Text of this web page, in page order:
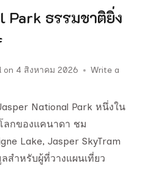
Park ธรรมชาติยิ่ง
on 4 สิงหาคม 2026
Write a
National Park หนึ่งใน
ลกของแคนาดา ชม
Lake, Jasper SkyTram
สำหรับผู้ที่วางแผนเที่ยว